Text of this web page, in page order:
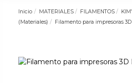
Inicio MATERIALES FILAMENTOS
(Materiales)
Filamento para impresoras